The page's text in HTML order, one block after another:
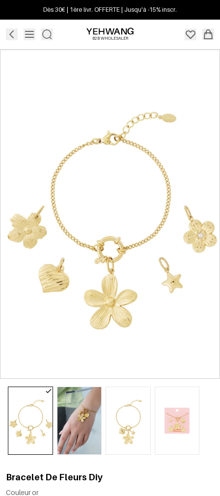
Dès 30€ | 1ère livr. OFFERTE | Jusqu'à -15% inscr.
B2B WHOLESALER
Bracelet De Fleurs Diy
Couleur or